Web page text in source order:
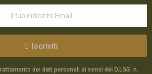
Iscriviti
dei dati personali ai sensi del D.LGS. n.